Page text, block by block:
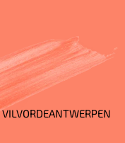
VILVORDEANTWERPEN